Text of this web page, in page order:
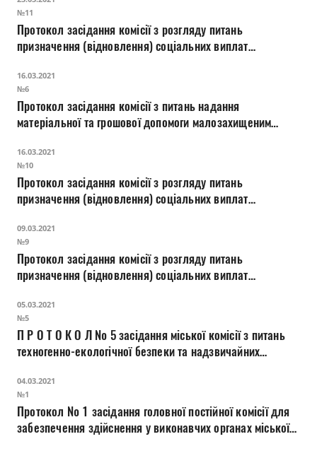
№11
Протокол засідання комісії з розгляду питань
призначення (відновлення) соціальних виплат
16.03.2021
№6
Протокол засідання комісії з питань надання
матеріальної та грошової допомоги малозахищеним
16.03.2021
№10
Протокол засідання комісії з розгляду питань
призначення (відновлення) соціальних виплат
09.03.2021
№9
Протокол засідання комісії з розгляду питань
призначення (відновлення) соціальних виплат
05.03.2021
№5
П Р О Т О К О Л № 5 засідання міської комісії з питань
техногенно-екологічної безпеки та надзвичайних
04.03.2021
№1
Протокол № 1 засідання головної постійної комісії для
забезпечення здійснення у виконавчих органах міської